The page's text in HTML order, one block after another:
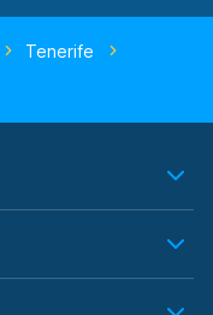
Tenerife